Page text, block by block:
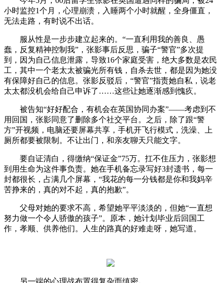
小时监控1个月，心理崩溃，入睡两个小时就醒，全身僵直，
无法走路，有时说不出话。
服从性是一步步建立起来的。“一直利用我的善良、愚
蠢，反复精神控制我”，张影事后反思，骗子“警官”多次提
到，因为自己信息泄露，导致16个家庭受害，绝大多数是农民
工，其中一个老太太被骗光所有钱，自杀去世，都是因为她没
有保障好自己的信息。张影反驳后，“警官”指责她自私，说老
太太都没机会给自己申诉了……这些让她逐渐感到愧疚。
被告知“好好配合，有机会在英国协同办案”——考虑到不
用回国，张影同意了删除多个社交平台。之后，除了跟“警
方”开视频，电脑还要屏幕共享，手机开飞行模式，洗澡、上
厕所都要被限制。不让出门，和亲友聊天只能文字。
要自证清白，得缴纳“保证金”75万。扛不住压力，张影想
到用生命为这件事负责。她在手机备忘录写好3封遗书，每一
封都很长，占满几个屏幕，“我花的每一分钱都是你和我妈辛
苦挣来的，真的对不起，真的抱歉”。
父母对她的要求不高，希望她平平淡淡的，但她“一直想
努力做一个令人骄傲的孩子”。原本，她计划毕业后回国工
作，孝顺、供养他们。人生的路真的好难走呀，她写道。